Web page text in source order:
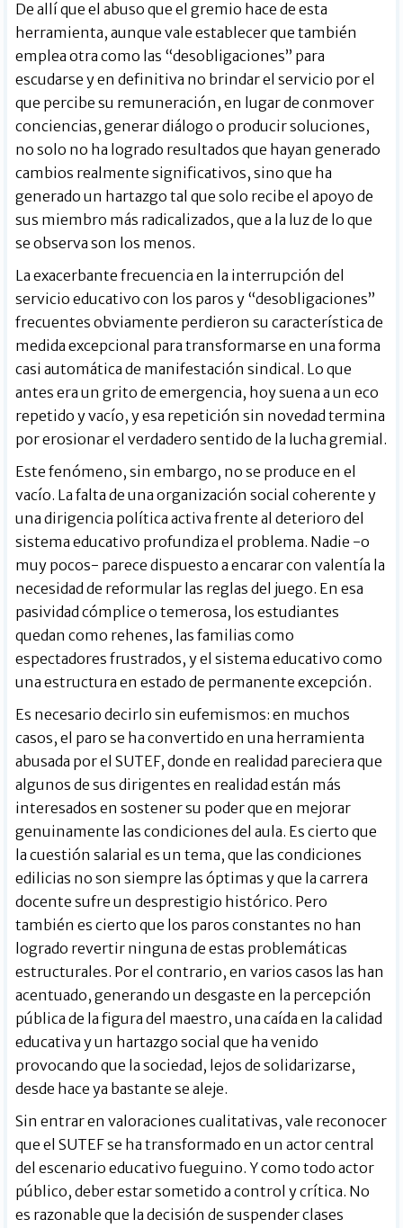
De allí que el abuso que el gremio hace de esta
herramienta, aunque vale establecer que también
emplea otra como las “desobligaciones” para
escudarse y en definitiva no brindar el servicio por el
que percibe su remuneración, en lugar de conmover
conciencias, generar diálogo o producir soluciones,
no solo no ha logrado resultados que hayan generado
cambios realmente significativos, sino que ha
generado un hartazgo tal que solo recibe el apoyo de
sus miembro más radicalizados, que a la luz de lo que
se observa son los menos.
La exacerbante frecuencia en la interrupción del
servicio educativo con los paros y “desobligaciones”
frecuentes obviamente perdieron su característica de
medida excepcional para transformarse en una forma
casi automática de manifestación sindical. Lo que
antes era un grito de emergencia, hoy suena a un eco
repetido y vacío, y esa repetición sin novedad termina
por erosionar el verdadero sentido de la lucha gremial.
Este fenómeno, sin embargo, no se produce en el
vacío. La falta de una organización social coherente y
una dirigencia política activa frente al deterioro del
sistema educativo profundiza el problema. Nadie -o
muy pocos- parece dispuesto a encarar con valentía la
necesidad de reformular las reglas del juego. En esa
pasividad cómplice o temerosa, los estudiantes
quedan como rehenes, las familias como
espectadores frustrados, y el sistema educativo como
una estructura en estado de permanente excepción.
Es necesario decirlo sin eufemismos: en muchos
casos, el paro se ha convertido en una herramienta
abusada por el SUTEF, donde en realidad pareciera que
algunos de sus dirigentes en realidad están más
interesados en sostener su poder que en mejorar
genuinamente las condiciones del aula. Es cierto que
la cuestión salarial es un tema, que las condiciones
edilicias no son siempre las óptimas y que la carrera
docente sufre un desprestigio histórico. Pero
también es cierto que los paros constantes no han
logrado revertir ninguna de estas problemáticas
estructurales. Por el contrario, en varios casos las han
acentuado, generando un desgaste en la percepción
pública de la figura del maestro, una caída en la calidad
educativa y un hartazgo social que ha venido
provocando que la sociedad, lejos de solidarizarse,
desde hace ya bastante se aleje.
Sin entrar en valoraciones cualitativas, vale reconocer
que el SUTEF se ha transformado en un actor central
del escenario educativo fueguino. Y como todo actor
público, deber estar sometido a control y crítica. No
es razonable que la decisión de suspender clases